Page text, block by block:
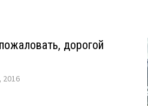
дорогой
2016